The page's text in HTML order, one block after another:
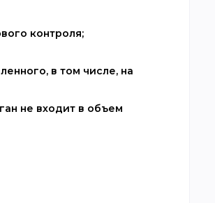
контроля;
в том числе, на
не входит в объем